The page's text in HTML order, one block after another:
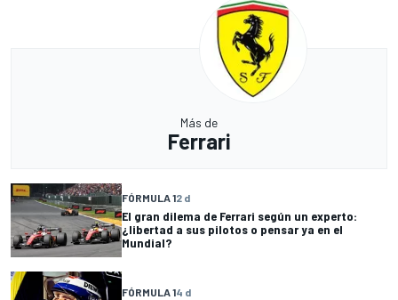
Más de
Ferrari
FÓRMULA 12 d
El gran dilema de Ferrari según un experto:
¿libertad a sus pilotos o pensar ya en el
Mundial?
FÓRMULA 14 d